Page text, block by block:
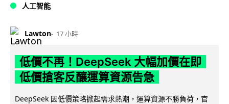
人工智能
Lawton 17 小時
低價不再！DeepSeek 大幅加價在即
低價搶客反釀運算資源告急
DeepSeek 因低價策略掀起需求熱潮，運算資源不勝負荷，官